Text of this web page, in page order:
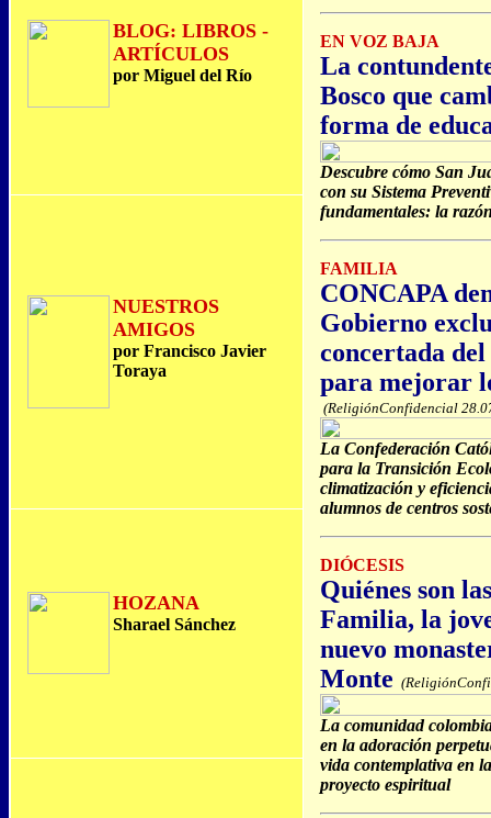
EN VOZ BAJA
La
Bosco que
forma de
Descubre cómo San
con su Sistema
fundamentales: la
FAMILIA
CONCAPA
Gobierno
concertada
para mejorar
(ReligiónConfidencial
La Confederación
para la Transición
climatización y
alumnos de centros
DIÓCESIS
Quiénes son
Familia, la
nuevo
Monte
La comunidad
en la adoración
vida contemplativa en
proyecto espiritual
BLOG: LIBROS -
ARTÍCULOS
por Miguel del Río
NUESTROS
AMIGOS
por Francisco Javier
Toraya
HOZANA
Sharael Sánchez